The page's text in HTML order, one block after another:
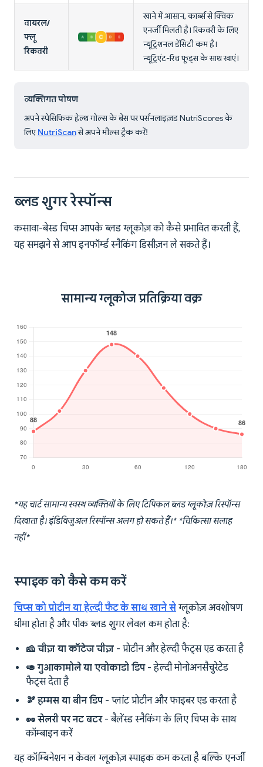
वायरल/
फ्लू
रिकवरी
खाने में आसान, कार्ब्स से क्विक
एनर्जी मिलती है। रिकवरी के लिए
न्यूट्रिशनल डेंसिटी कम है।
न्यूट्रिएंट-रिच फूड्स के साथ खाएं।
व्यक्तिगत पोषण
अपने स्पेसिफिक हेल्थ गोल्स के बेस पर पर्सनलाइज़ड NutriScores के
लिए NutriScanसे अपने मील्स ट्रैक करें!
ब्लड शुगर रेस्पॉन्स
कसावा-बेस्ड चिप्स आपके ब्लड ग्लूकोज़ को कैसे प्रभावित करती हैं,
यह समझने से आप इनफॉर्म्ड स्नैकिंग डिसीज़न ले सकते हैं।
सामान्य ग्लूकोज प्रतिक्रिया वक्र
*यह चार्ट सामान्य स्वस्थ व्यक्तियों के लिए टिपिकल ब्लड ग्लूकोज़ रिस्पॉन्स
दिखाता है। इंडिविजुअल रिस्पॉन्स अलग हो सकते हैं।* *चिकित्सा सलाह
नहीं*
स्पाइक को कैसे कम करें
चिप्स को प्रोटीन या हेल्दी फैट के साथ खाने से ग्लूकोज़ अवशोषण
धीमा होता है और पीक ब्लड शुगर लेवल कम होता है:
🧀 चीज़ या कॉटेज चीज़ - प्रोटीन और हेल्दी फैट्स एड करता है
🥑 गुआकामोले या एवोकाडो डिप- हेल्दी मोनोअनसैचुरेटेड
फैट्स देता है
🫘 हम्मस या बीन डिप- प्लांट प्रोटीन और फाइबर एड करता है
🥜 सेलरी पर नट बटर- बैलेंस्ड स्नैकिंग के लिए चिप्स के साथ
कॉम्बाइन करें
यह कॉम्बिनेशन न केवल ग्लूकोज़ स्पाइक कम करता है बल्कि एनर्जी